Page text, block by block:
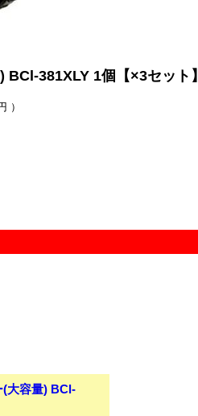
381XLY 1個【×3セット】
）
(大容量) BCl-